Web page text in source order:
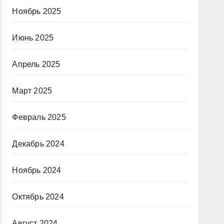
Ноябрь 2025
Июнь 2025
Апрель 2025
Март 2025
Февраль 2025
Декабрь 2024
Ноябрь 2024
Октябрь 2024